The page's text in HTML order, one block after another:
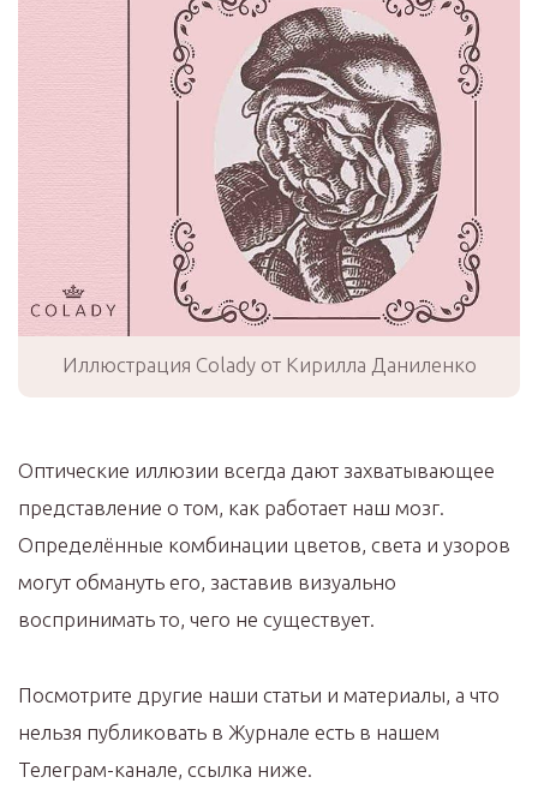
Иллюстрация Colady от Кирилла Даниленко
Оптические иллюзии всегда дают захватывающее
представление о том, как работает наш мозг.
Определённые комбинации цветов, света и узоров
могут обмануть его, заставив визуально
воспринимать то, чего не существует.
Посмотрите другие наши статьи и материалы, а что
нельзя публиковать в Журнале есть в нашем
Телеграм-канале, ссылка ниже.